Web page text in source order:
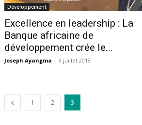
Développement
Excellence en leadership : La
Banque africaine de
développement crée le...
Joseph Ayangma - 9 juillet 2018
1 2 3